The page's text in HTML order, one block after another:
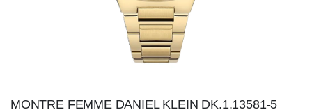
MONTRE FEMME DANIEL KLEIN DK.1.13581-5